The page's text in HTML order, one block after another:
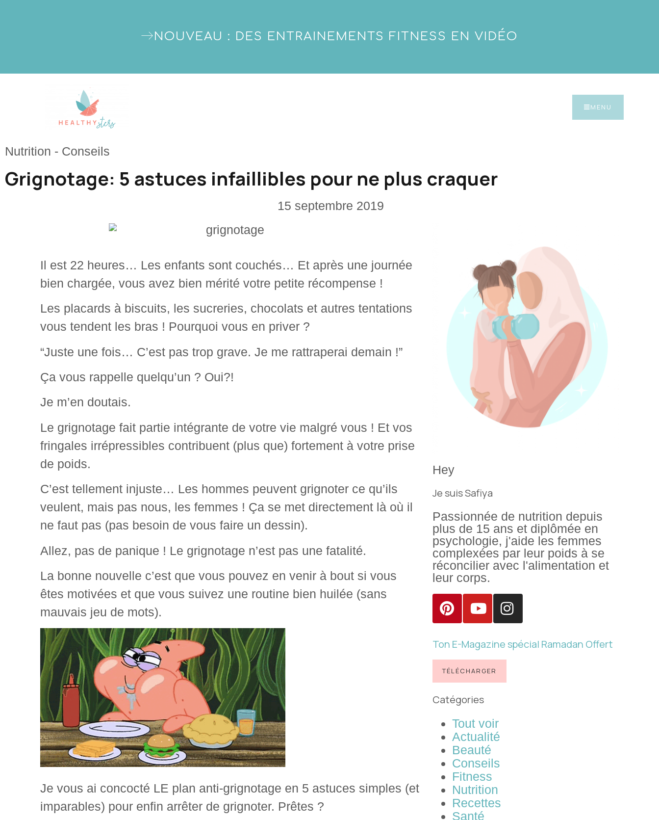
NOUVEAU : DES ENTRAINEMENTS FITNESS EN VIDÉO
MENU
Nutrition - Conseils
Grignotage: 5 astuces infaillibles pour ne plus craquer
15 septembre 2019
Il est 22 heures… Les enfants sont couchés… Et après une journée
bien chargée, vous avez bien mérité votre petite récompense !
Les placards à biscuits, les sucreries, chocolats et autres tentations
vous tendent les bras ! Pourquoi vous en priver ?
“Juste une fois… C’est pas trop grave. Je me rattraperai demain !”
Ça vous rappelle quelqu’un ? Oui?!
Je m’en doutais.
Le grignotage fait partie intégrante de votre vie malgré vous ! Et vos
fringales irrépressibles contribuent (plus que) fortement à votre prise
de poids.
C’est tellement injuste… Les hommes peuvent grignoter ce qu’ils
veulent, mais pas nous, les femmes ! Ça se met directement là où il
ne faut pas (pas besoin de vous faire un dessin).
Allez, pas de panique ! Le grignotage n’est pas une fatalité.
La bonne nouvelle c’est que vous pouvez en venir à bout si vous
êtes motivées et que vous suivez une routine bien huilée (sans
mauvais jeu de mots).
Je vous ai concocté LE plan anti-grignotage en 5 astuces simples (et
imparables) pour enfin arrêter de grignoter. Prêtes ?
Hey
Je suis Safiya
Passionnée de nutrition depuis
plus de 15 ans et diplômée en
psychologie, j'aide les femmes
complexées par leur poids à se
réconcilier avec l'alimentation et
leur corps.
Ton E-Magazine spécial Ramadan Offert
TÉLÉCHARGER
Catégories
Tout voir
Actualité
Beauté
Conseils
Fitness
Nutrition
Recettes
Santé